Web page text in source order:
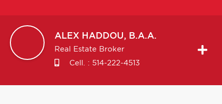
ALEX HADDOU, B.A.A.
Real Estate Broker
Cell. : 514-222-4513